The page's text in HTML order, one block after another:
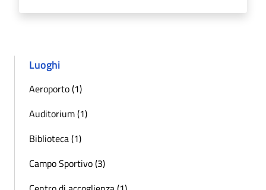
Luoghi
Aeroporto (1)
Auditorium (1)
Biblioteca (1)
Campo Sportivo (3)